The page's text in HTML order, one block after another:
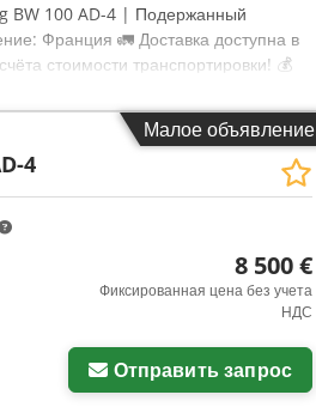
BW 100 AD-4 | Подержанный
Франция 🚛 Доставка доступна в
стоимости транспортировки! 💰
при получении доступна за
44 пункта инспекции: 42
инспектора: Машина в хорошем
но всё в рабочем
для получения
и наш сервис: ✔ Тщательная
возврата денег ✔ Безопасные и
платформе вы найдёте полезные
Малое объявление
4
8 500 €
Фиксированная цена без учета
НДС
Отправить запрос